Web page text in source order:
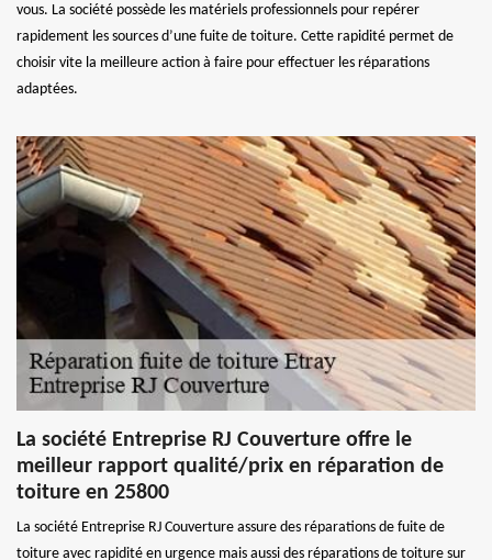
vous. La société possède les matériels professionnels pour repérer
rapidement les sources d’une fuite de toiture. Cette rapidité permet de
choisir vite la meilleure action à faire pour effectuer les réparations
adaptées.
La société Entreprise RJ Couverture offre le
meilleur rapport qualité/prix en réparation de
toiture en 25800
La société Entreprise RJ Couverture assure des réparations de fuite de
toiture avec rapidité en urgence mais aussi des réparations de toiture sur